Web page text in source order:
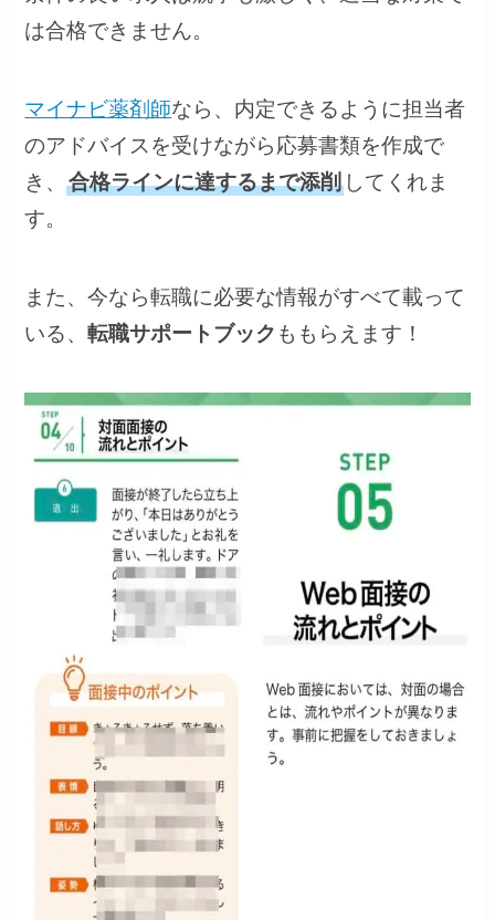
は合格できません。
マイナビ薬剤師なら、内定できるように担当者
のアドバイスを受けながら応募書類を作成で
き、合格ラインに達するまで添削 してくれま
す。
また、今なら転職に必要な情報がすべて載って
いる、転職サポートブック ももらえます！